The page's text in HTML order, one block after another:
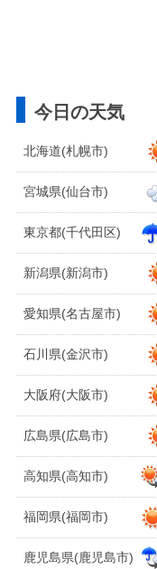
今日の天気
北海道(札幌市)
宮城県(仙台市)
東京都(千代田区)
新潟県(新潟市)
愛知県(名古屋市)
石川県(金沢市)
大阪府(大阪市)
広島県(広島市)
高知県(高知市)
福岡県(福岡市)
鹿児島県(鹿児島市)